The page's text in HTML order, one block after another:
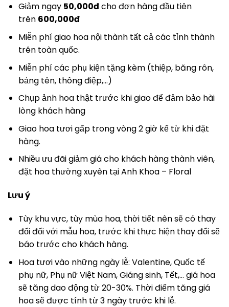
Giảm ngay 50,000đcho đơn hàng đầu tiên
trên 600,000đ
Miễn phí giao hoa nội thành tất cả các tỉnh thành
trên toàn quốc.
Miễn phí các phụ kiện tặng kèm (thiệp, băng rôn,
bảng tên, thông điệp,…)
Chụp ảnh hoa thật trước khi giao để đảm bảo hài
lòng khách hàng
Giao hoa tươi gấp trong vòng 2 giờ kể từ khi đặt
hàng.
Nhiều ưu đãi giảm giá cho khách hàng thành viên,
đặt hoa thường xuyên tại Anh Khoa – Floral
Lưu ý
Tùy khu vực, tùy mùa hoa, thời tiết nên sẽ có thay
đổi đối với mẫu hoa, trước khi thực hiện thay đổi sẽ
báo trước cho khách hàng.
Hoa tươi vào những ngày lễ: Valentine, Quốc tế
phụ nữ, Phụ nữ Việt Nam, Giáng sinh, Tết,… giá hoa
sẽ tăng dao động từ 20-30%. Thời điểm tăng giá
hoa sẽ được tính từ 3 ngày trước khi lễ.